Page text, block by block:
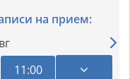
на прием:
11:00